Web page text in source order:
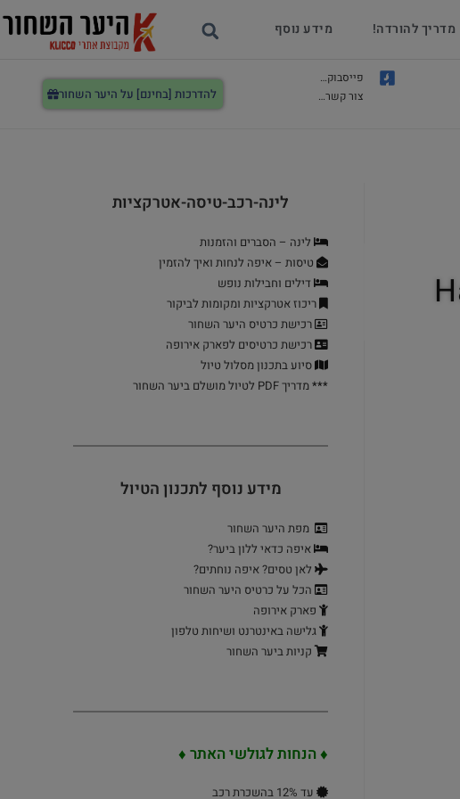
מדריך להורדה! מידע נוסף
פייסבוק…
צור קשר…
להדרכות [בחינם] על היער השחור
לינה-רכב-טיסה-אטרקציות
לינה – הסברים והזמנות
טיסות – איפה לנחות ואיך להזמין
דילים וחבילות נופש
ריכוז אטרקציות ומקומות לביקור
רכישת כרטיס היער השחור
רכישת כרטיסים לפארק אירופה
סיוע בתכנון מסלול טיול
***מדריך PDF לטיול מושלם ביער השחור
מידע נוסף לתכנון הטיול
מפת היער השחור
איפה כדאי ללון ביער?
לאן טסים? איפה נוחתים?
הכל על כרטיס היער השחור
פארק אירופה
גלישה באינטרנט ושיחות טלפון
קניות ביער השחור
♦ הנחות לגולשי האתר ♦
עד 12% בהשכרת רכב